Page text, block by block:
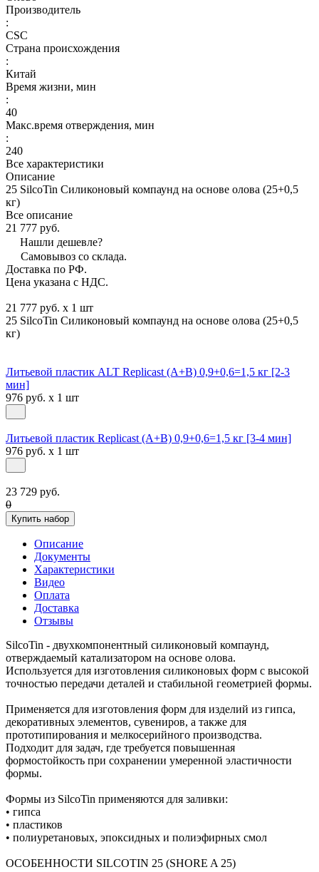
Производитель
:
CSC
Страна происхождения
:
Китай
Время жизни, мин
:
40
Макс.время отверждения, мин
:
240
Все характеристики
Описание
25 SilcoTin Силиконовый компаунд на основе олова (25+0,5
кг)
Все описание
21 777 руб.
Нашли дешевле?
Самовывоз со склада.
Доставка по РФ.
Цена указана с НДС.
21 777 руб. x 1 шт
25 SilcoTin Силиконовый компаунд на основе олова (25+0,5
кг)
Литьевой пластик ALT Replicast (А+В) 0,9+0,6=1,5 кг [2-3
мин]
976 руб. x 1 шт
Литьевой пластик Replicast (А+В) 0,9+0,6=1,5 кг [3-4 мин]
976 руб. x 1 шт
23 729 руб.
0
Купить набор
Описание
Документы
Характеристики
Видео
Оплата
Доставка
Отзывы
SilcoTin - двухкомпонентный силиконовый компаунд,
отверждаемый катализатором на основе олова.
Используется для изготовления силиконовых форм с высокой
точностью передачи деталей и стабильной геометрией формы.
Применяется для изготовления форм для изделий из гипса,
декоративных элементов, сувениров, а также для
прототипирования и мелкосерийного производства.
Подходит для задач, где требуется повышенная
формостойкость при сохранении умеренной эластичности
формы.
Формы из SilcoTin применяются для заливки:
• гипса
• пластиков
• полиуретановых, эпоксидных и полиэфирных смол
ОСОБЕННОСТИ SILCOTIN 25 (SHORE A 25)